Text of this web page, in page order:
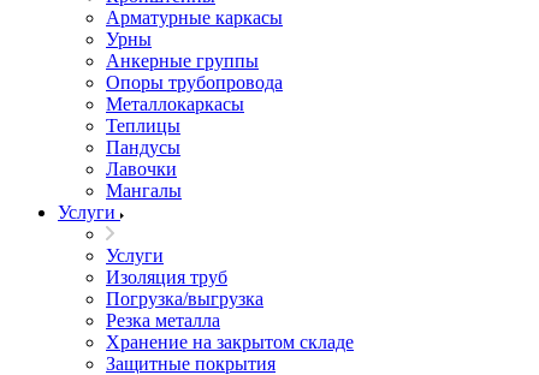
Арматурные каркасы
Урны
Анкерные группы
Опоры трубопровода
Металлокаркасы
Теплицы
Пандусы
Лавочки
Мангалы
Услуги
Услуги
Изоляция труб
Погрузка/выгрузка
Резка металла
Хранение на закрытом складе
Защитные покрытия